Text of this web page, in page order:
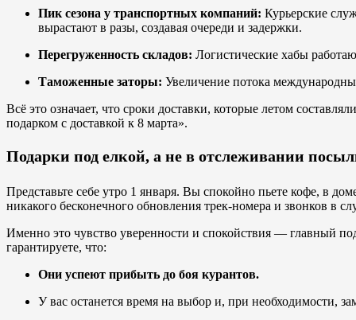
Пик сезона у транспортных компаний: Курьерские
вырастают в разы, создавая очереди и задержки.
Перегруженность складов: Логистические хабы
Таможенные заторы: Увеличение потока
Всё это означает, что сроки доставки, которые летом
подарком с доставкой к 8 марта».
Подарки под елкой, а не в отслеживании
Представьте себе утро 1 января. Вы спокойно пьете кофе, в
никакого бесконечного обновления трек-номера и звонков в
Именно это чувство уверенности и спокойствия — главный
гарантируете, что:
Они успеют прибыть до боя курантов.
У вас останется время на выбор и, при необходимости,